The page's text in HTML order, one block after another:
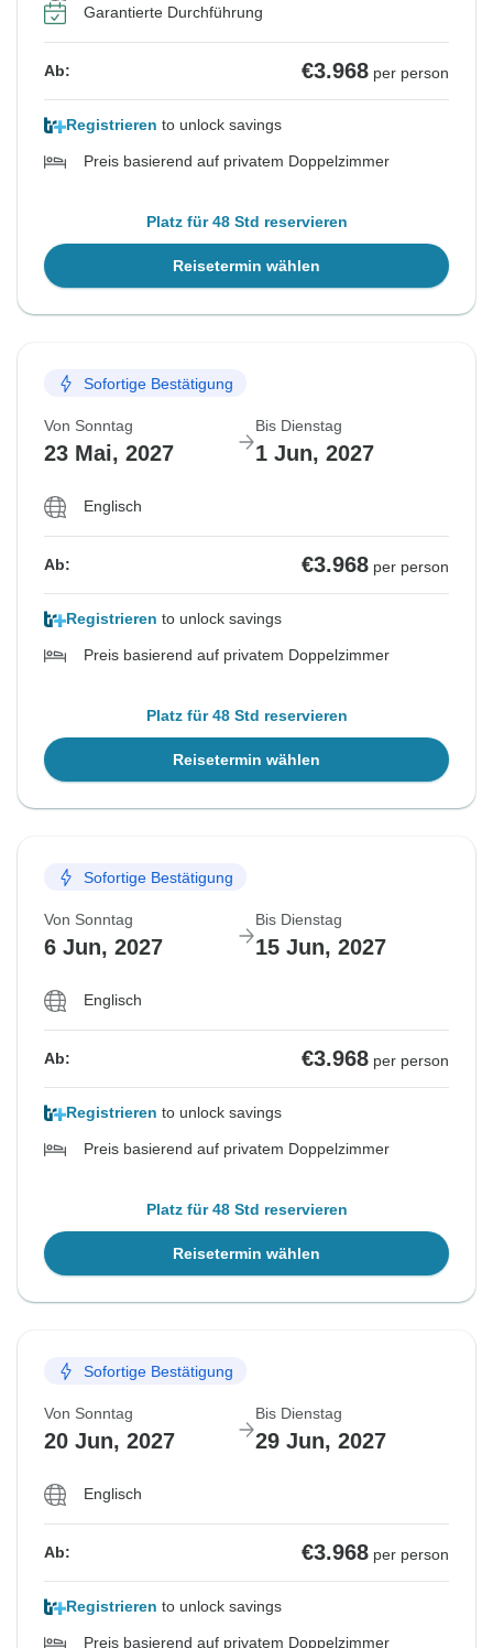
Garantierte Durchführung
Ab: €3.968 per person
Registrieren to unlock savings
Preis basierend auf privatem Doppelzimmer
Platz für 48 Std reservieren
Reisetermin wählen
Sofortige Bestätigung
Von Sonntag
23 Mai, 2027
Bis Dienstag
1 Jun, 2027
Englisch
Ab: €3.968 per person
Registrieren to unlock savings
Preis basierend auf privatem Doppelzimmer
Platz für 48 Std reservieren
Reisetermin wählen
Sofortige Bestätigung
Von Sonntag
6 Jun, 2027
Bis Dienstag
15 Jun, 2027
Englisch
Ab: €3.968 per person
Registrieren to unlock savings
Preis basierend auf privatem Doppelzimmer
Platz für 48 Std reservieren
Reisetermin wählen
Sofortige Bestätigung
Von Sonntag
20 Jun, 2027
Bis Dienstag
29 Jun, 2027
Englisch
Ab: €3.968 per person
Registrieren to unlock savings
Preis basierend auf privatem Doppelzimmer